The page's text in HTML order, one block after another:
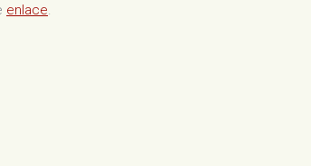
enlace